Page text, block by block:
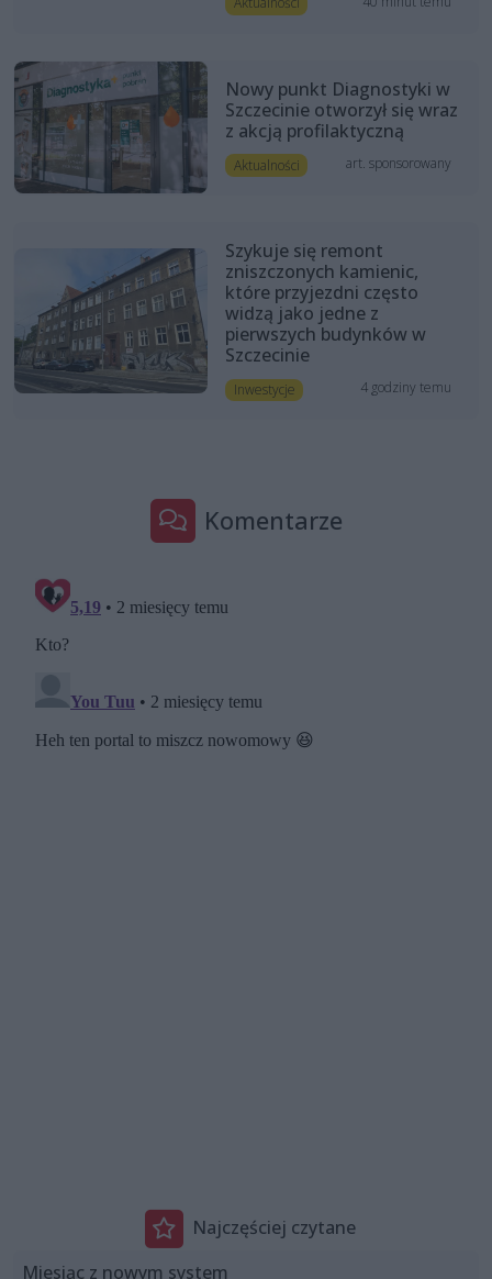
Nowy punkt Diagnostyki w
Szczecinie otworzył się wraz
z akcją profilaktyczną
Aktualności art. sponsorowany
Szykuje się remont
zniszczonych kamienic,
które przyjezdni często
widzą jako jedne z
pierwszych budynków w
Szczecinie
Inwestycje 4 godziny temu
Komentarze
Najczęściej czytane
Miesiąc z nowym system